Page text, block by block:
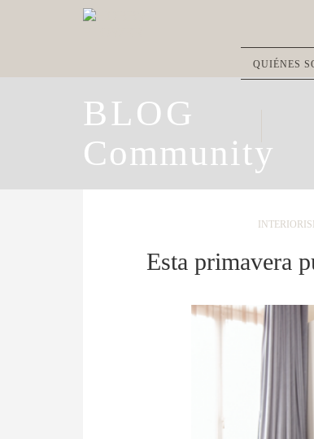
QUIÉNES
BLOG
Community
Esta primavera